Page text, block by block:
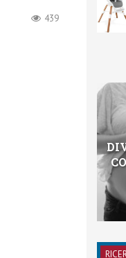
439